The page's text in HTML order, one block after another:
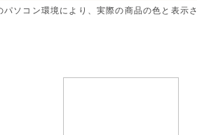
ソコン環境により、実際の商品の色と表示